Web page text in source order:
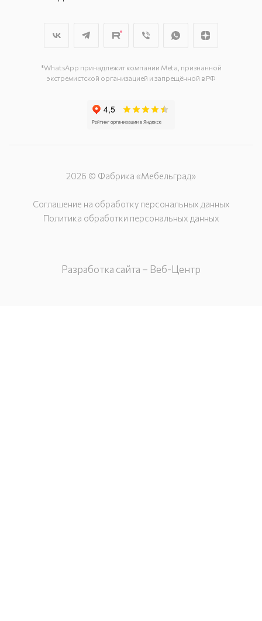
35, ангар 14
*WhatsApp принадлежит компании Meta, признанной
экстремистской организацией и запрещённой в РФ
2026 © Фабрика «Мебельград»
Соглашение на обработку персональных данных
Политика обработки персональных данных
Разработка сайта – Веб-Центр